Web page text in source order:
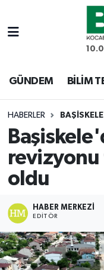
GÜNDEM BİLİM
HABERLER BAŞİSKELE
oldu
HABER MERKEZI
EDITÖR
Kocaeli
Kocaeli Hava
Süper Lig
Tüm Manşetler